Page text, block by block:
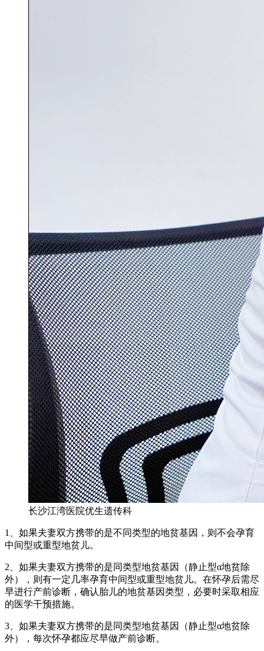
长沙江湾医院优生遗传科
1、如果夫妻双方携带的是不同类型的地贫基因，则不会孕育
中间型或重型地贫儿。
2、如果夫妻双方携带的是同类型地贫基因（静止型α地贫除
外），则有一定几率孕育中间型或重型地贫儿。在怀孕后需尽
早进行产前诊断，确认胎儿的地贫基因类型，必要时采取相应
的医学干预措施。
3、如果夫妻双方携带的是同类型地贫基因（静止型α地贫除
外），每次怀孕都应尽早做产前诊断。